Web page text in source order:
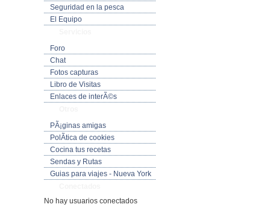
Seguridad en la pesca
El Equipo
Foro
Chat
Fotos capturas
Libro de Visitas
Enlaces de interÃ©s
PÃ¡ginas amigas
PolÃ­tica de cookies
Cocina tus recetas
Sendas y Rutas
Guias para viajes - Nueva York
No hay usuarios conectados